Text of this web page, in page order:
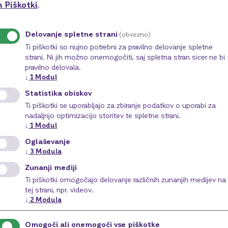
BKS Bank v Sloveniji delovali?
promet, kartice in
kartična plačila
za spletna plačila z debetnimi karticami
promet poslovne kreditne kartice?
so mi zaradi neizvedenega trajnega naloga nastali
Piškotki
Delovanje spletne strani (obvezno)
Ti piškotki so nujno potrebni za pravilno delovanje spletne
strani. Ni jih možno onemogočiti, saj spletna stran sicer ne bi
pravilno delovala.
↓ 1 Modul
Statistika obiskov
Ti piškotki se uporabljajo za zbiranje podatkov o uporabi za
nadaljnjo optimizacijo storitev te spletne strani.
↓ 1 Modul
Oglaševanje
↓ 3 Modula
Zunanji mediji
Ti piškotki omogočajo delovanje različnih zunanjih medijev na
tej strani, npr. videov.
↓ 2 Modula
Omogoči ali onemogoči vse piškotke